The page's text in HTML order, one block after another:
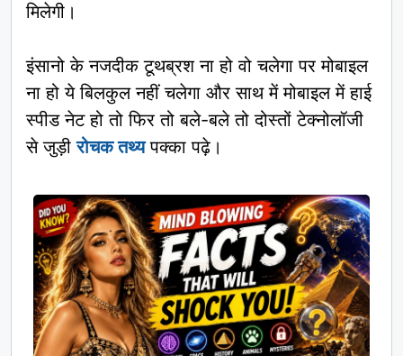
मिलेगी।
इंसानो के नजदीक टूथब्रश ना हो वो चलेगा पर मोबाइल
ना हो ये बिलकुल नहीं चलेगा और साथ में मोबाइल में हाई
स्पीड नेट हो तो फिर तो बले-बले तो दोस्तों टेक्नोलॉजी
से जुड़ीरोचक तथ्यपक्का पढ़े।